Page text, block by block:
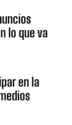
lo que va
en la